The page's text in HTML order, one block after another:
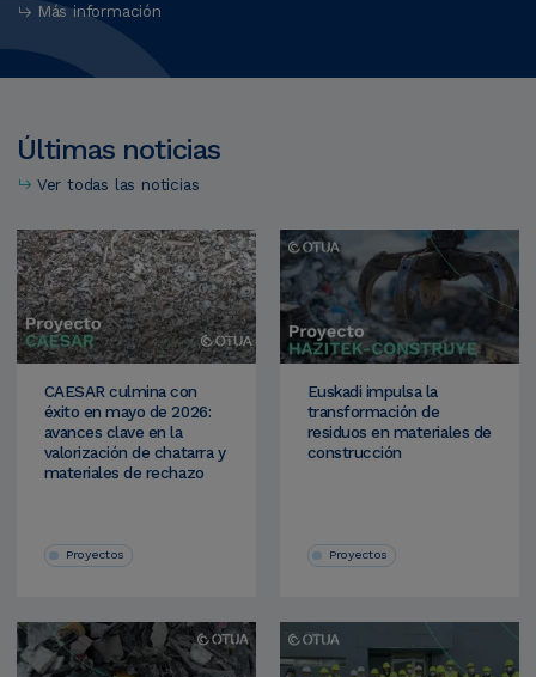
Más información
Últimas noticias
Ver todas las noticias
CAESAR culmina con
éxito en mayo de 2026:
avances clave en la
valorización de chatarra y
materiales de rechazo
Proyectos
Euskadi impulsa la
transformación de
residuos en materiales de
construcción
Proyectos